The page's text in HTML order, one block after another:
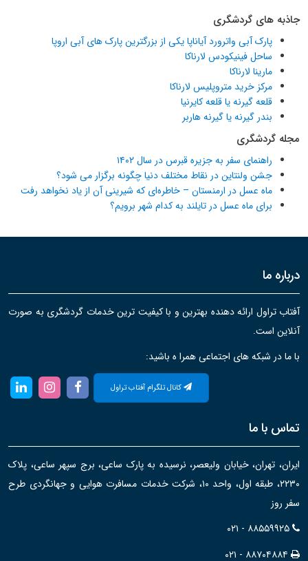
جاذبه های گردشگری
پارک آبی واترورد آیاناپا یکی از بزرگترین پارک های آبی اروپا
ساحل فینیکودس لارناکا
مارینا لارناکا
مرکز خرید متروپلیس لارناکا
قلعه گیرنه یا قلعه کایرنیا
بندر گیرنه یا گیرنه هاربر
مجله گردشگری
راهنمای سفر به جزیره قبرس در سال ۱۴۰۲
جشن ولنتاین در نقاط مختلف دنیا چگونه برگزار می شود؟
ماه عسل در ارمنستان – خاطره‌ای که شیرینی آن از یاد نخواهد رفت
برای ماه عسل در تایلند به کدام شهر برویم؟
درباره ما
آفتاب تراول ارائه دهنده بهترین و با کیفیت ترین خدمات گردشگری به صورت
آنلاین است.
با ما در شبکه های اجتماعی همرا ه باشید:
کانال تلگرام آفتاب تراول
تماس با ما
ایران، تهران، خیابان ولیعصر، نرسیده به پارک ساعی، برج سپهر ساعی، پلاک
۲۲۳۰، طبقه اول، واحد ۱۰، شرکت خدمات مسافرت هوایی و جهانگردی طرح
سفر روز
۰۲۱ - ۸۸۵۵۹۹۲۵
۰۲۱ - ۸۸۷۰۴۸۸۴